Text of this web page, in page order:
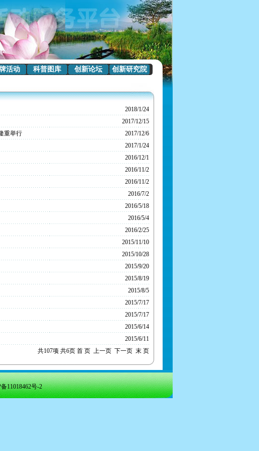
活动 科普图库 创新论坛 创新研究院
2018/1/24
2017/12/15
重举行
2017/12/6
2017/1/24
2016/12/1
2016/11/2
2016/11/2
2016/7/2
2016/5/18
2016/5/4
2016/2/25
2015/11/10
2015/10/28
2015/9/20
2015/8/19
2015/8/5
2015/7/17
2015/7/17
2015/6/14
2015/6/11
共107项 共6页 首 页 上一页 下一页 末 页
11018462号-2